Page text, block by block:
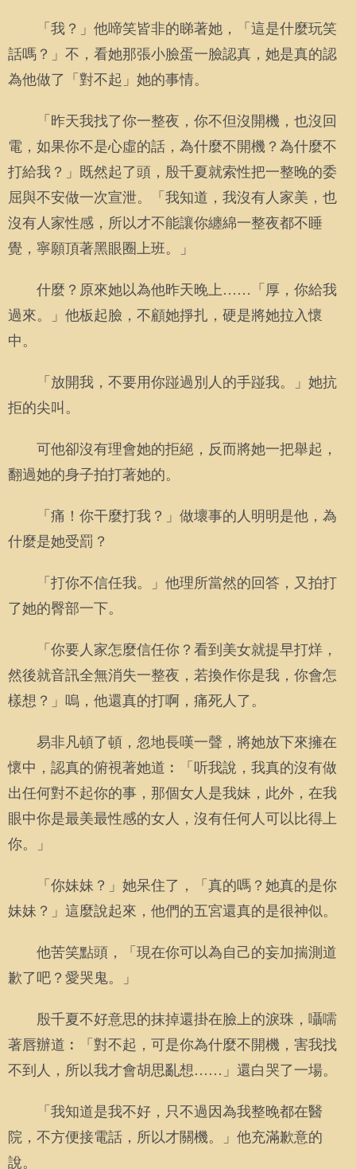
「我？」他啼笑皆非的睇著她，「這是什麼玩笑
話嗎？」不，看她那張小臉蛋一臉認真，她是真的認
為他做了「對不起」她的事情。
「昨天我找了你一整夜，你不但沒開機，也沒回
電，如果你不是心虛的話，為什麼不開機？為什麼不
打給我？」既然起了頭，殷千夏就索性把一整晚的委
屈與不安做一次宣泄。「我知道，我沒有人家美，也
沒有人家性感，所以才不能讓你纏綿一整夜都不睡
覺，寧願頂著黑眼圈上班。」
什麼？原來她以為他昨天晚上……「厚，你給我
過來。」他板起臉，不顧她掙扎，硬是將她拉入懷
中。
「放開我，不要用你踫過別人的手踫我。」她抗
拒的尖叫。
可他卻沒有理會她的拒絕，反而將她一把舉起，
翻過她的身子拍打著她的。
「痛！你干麼打我？」做壞事的人明明是他，為
什麼是她受罰？
「打你不信任我。」他理所當然的回答，又拍打
了她的臀部一下。
「你要人家怎麼信任你？看到美女就提早打烊，
然後就音訊全無消失一整夜，若換作你是我，你會怎
樣想？」嗚，他還真的打啊，痛死人了。
易非凡頓了頓，忽地長嘆一聲，將她放下來擁在
懷中，認真的俯視著她道︰「听我說，我真的沒有做
出任何對不起你的事，那個女人是我妹，此外，在我
眼中你是最美最性感的女人，沒有任何人可以比得上
你。」
「你妹妹？」她呆住了，「真的嗎？她真的是你
妹妹？」這麼說起來，他們的五宮還真的是很神似。
他苦笑點頭，「現在你可以為自己的妄加揣測道
歉了吧？愛哭鬼。」
殷千夏不好意思的抹掉還掛在臉上的淚珠，囁嚅
著唇辦道︰「對不起，可是你為什麼不開機，害我找
不到人，所以我才會胡思亂想……」還白哭了一場。
「我知道是我不好，只不過因為我整晚都在醫
院，不方便接電話，所以才關機。」他充滿歉意的
說。